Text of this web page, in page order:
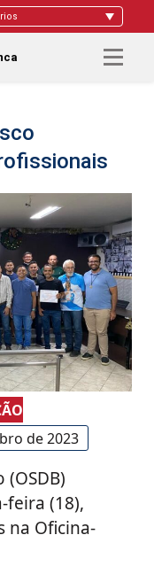
de 2023
(OSDB)
feira (18),
na Oficina-